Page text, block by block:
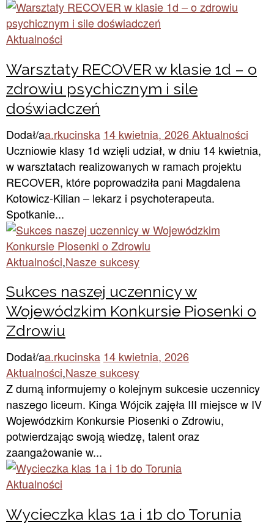
Aktualności
Warsztaty RECOVER w klasie 1d – o
zdrowiu psychicznym i sile
doświadczeń
Dodał/aa.rkucinska 14 kwietnia, 2026Aktualności
Uczniowie klasy 1d wzięli udział, w dniu 14 kwietnia,
w warsztatach realizowanych w ramach projektu
RECOVER, które poprowadziła pani Magdalena
Kotowicz-Kilian – lekarz i psychoterapeuta.
Spotkanie...
Aktualności,Nasze sukcesy
Sukces naszej uczennicy w
Wojewódzkim Konkursie Piosenki o
Zdrowiu
Dodał/aa.rkucinska 14 kwietnia, 2026
Aktualności,Nasze sukcesy
Z dumą informujemy o kolejnym sukcesie uczennicy
naszego liceum. Kinga Wójcik zajęła III miejsce w IV
Wojewódzkim Konkursie Piosenki o Zdrowiu,
potwierdzając swoją wiedzę, talent oraz
zaangażowanie w...
Aktualności
Wycieczka klas 1a i 1b do Torunia